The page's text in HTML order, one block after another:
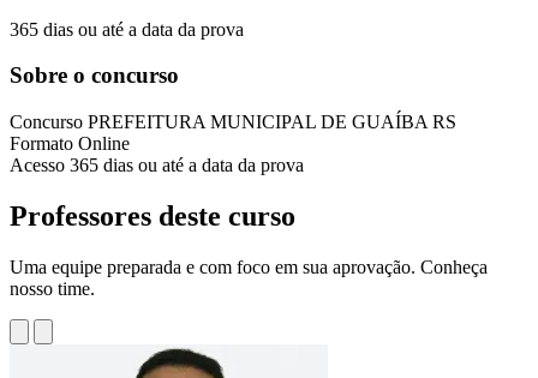
365 dias ou até a data da prova
Sobre o concurso
Concurso PREFEITURA MUNICIPAL DE GUAÍBA RS
Formato Online
Acesso 365 dias ou até a data da prova
Professores deste curso
Uma equipe preparada e com foco em sua aprovação. Conheça
nosso time.